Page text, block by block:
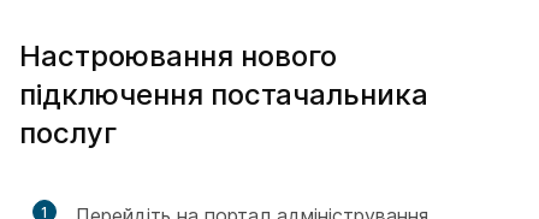
Настроювання нового
підключення постачальника
послуг
1